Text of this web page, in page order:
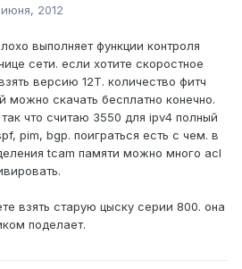
2012
выполняет функции контроля
сети. если хотите скоростное
версию 12T. количество фитч
можно скачать бесплатно конечно.
что считаю 3550 для ipv4 полный
pim, bgp. поиграться есть с чем. в
tcam памяти можно много acl
взять старую цыску серии 800. она
поделает.